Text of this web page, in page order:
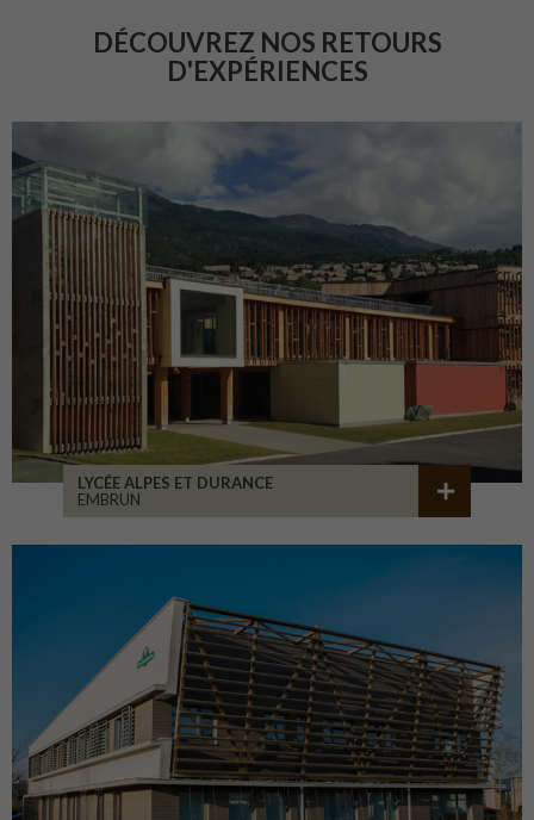
DÉCOUVREZ NOS RETOURS
D'EXPÉRIENCES
LYCÉE ALPES ET DURANCE
EMBRUN